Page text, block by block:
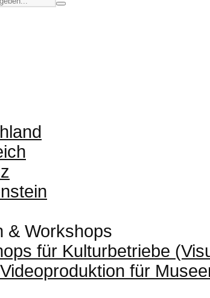
& Workshops
für Kulturbetriebe
für